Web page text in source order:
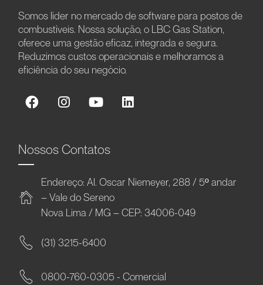
Somos líder no mercado de software para postos de
combustíveis. Nossa solução, o LBC Gas Station,
oferece uma gestão eficaz, integrada e segura.
Reduzimos custos operacionais e melhoramos a
eficiência do seu negócio.
Nossos Contatos
Endereço: Al. Oscar Niemeyer, 288 / 5º andar
– Vale do Sereno
Nova Lima / MG – CEP: 34006-049
(31) 3215-6400
0800-760-0305 - Comercial